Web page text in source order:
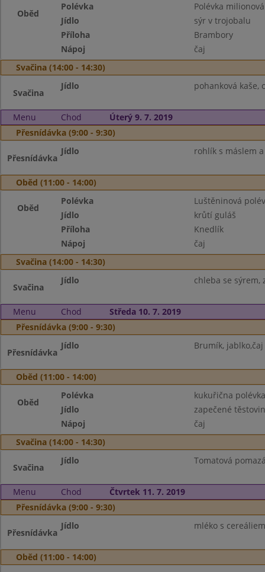
Oběd
Polévka
Polévka milionová
Jídlo
sýr v trojobalu
Příloha
Brambory
Nápoj
čaj
Svačina (14:00 - 14:30)
Svačina
Jídlo pohanková kaše,
Menu Chod
Úterý 9. 7. 2019
Přesnídávka (9:00 - 9:30)
Přesnídávka
Jídlo rohlík s máslem
Oběd (11:00 - 14:00)
Oběd
Polévka
Luštěninová
Jídlo
krůtí guláš
Příloha
Knedlík
Nápoj
čaj
Svačina (14:00 - 14:30)
Svačina
Jídlo chleba se sýrem,
Menu Chod
Středa 10. 7. 2019
Přesnídávka (9:00 - 9:30)
Přesnídávka
Jídlo Brumík, jablko,čaj
Oběd (11:00 - 14:00)
Oběd
Polévka
kukuřična polévka
Jídlo
zapečené
Nápoj
čaj
Svačina (14:00 - 14:30)
Svačina
Jídlo Tomatová
Menu Chod
Čtvrtek 11. 7. 2019
Přesnídávka (9:00 - 9:30)
Přesnídávka
Jídlo mléko s
Oběd (11:00 - 14:00)